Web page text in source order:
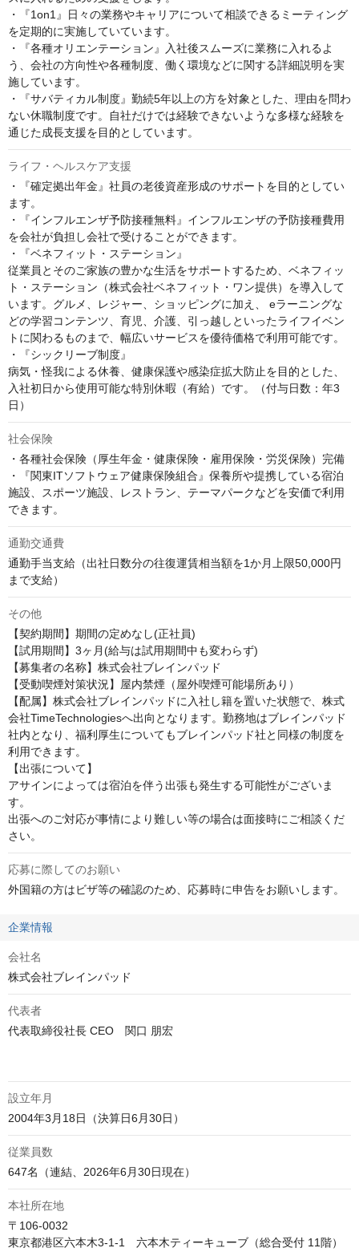
・『1on1』日々の業務やキャリアについて相談できるミーティング
を定期的に実施していています。
・『各種オリエンテーション』入社後スムーズに業務に入れるよ
う、会社の方向性や各種制度、働く環境などに関する詳細説明を実
施しています。
・『サバティカル制度』勤続5年以上の方を対象とした、理由を問わ
ない休職制度です。自社だけでは経験できないような多様な経験を
通じた成長支援を目的としています。
ライフ・ヘルスケア支援
・『確定拠出年金』社員の老後資産形成のサポートを目的としてい
ます。
・『インフルエンザ予防接種無料』インフルエンザの予防接種費用
を会社が負担し会社で受けることができます。
・『ベネフィット・ステーション』
従業員とそのご家族の豊かな生活をサポートするため、ベネフィッ
ト・ステーション（株式会社ベネフィット・ワン提供）を導入して
います。グルメ、レジャー、ショッピングに加え、 eラーニングな
どの学習コンテンツ、育児、介護、引っ越しといったライフイベン
トに関わるものまで、幅広いサービスを優待価格で利用可能です。
・『シックリーブ制度』
病気・怪我による休養、健康保護や感染症拡大防止を目的とした、
入社初日から使用可能な特別休暇（有給）です。（付与日数：年3
日）
社会保険
・各種社会保険（厚生年金・健康保険・雇用保険・労災保険）完備
・『関東ITソフトウェア健康保険組合』保養所や提携している宿泊
施設、スポーツ施設、レストラン、テーマパークなどを安価で利用
できます。
通勤交通費
通勤手当支給（出社日数分の往復運賃相当額を1か月上限50,000円
まで支給）
その他
【契約期間】期間の定めなし(正社員)
【試用期間】3ヶ月(給与は試用期間中も変わらず)
【募集者の名称】株式会社ブレインパッド
【受動喫煙対策状況】屋内禁煙（屋外喫煙可能場所あり）
【配属】株式会社ブレインパッドに入社し籍を置いた状態で、株式
会社TimeTechnologiesへ出向となります。勤務地はブレインパッド
社内となり、福利厚生についてもブレインパッド社と同様の制度を
利用できます。
【出張について】
アサインによっては宿泊を伴う出張も発生する可能性がございま
す。
出張へのご対応が事情により難しい等の場合は面接時にご相談くだ
さい。
応募に際してのお願い
外国籍の方はビザ等の確認のため、応募時に申告をお願いします。
企業情報
会社名
株式会社ブレインパッド
代表者
代表取締役社長 CEO　関口 朋宏
設立年月
2004年3月18日（決算日6月30日）
従業員数
647名（連結、2026年6月30日現在）
本社所在地
〒106-0032
東京都港区六本木3-1-1　六本木ティーキューブ（総合受付 11階）